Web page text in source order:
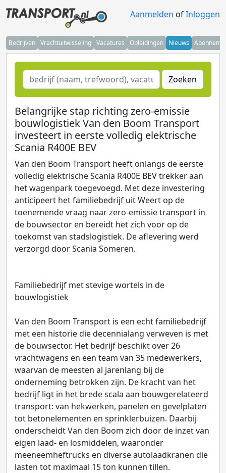
Aanmelden ofInloggen
Bedrijven Vrachtuitwisseling Vacatures Opleidingen Nieuws
Zoeken
Belangrijke stap richting zero-emissie
bouwlogistiek Van den Boom Transport
investeert in eerste volledig elektrische
Scania R400E BEV
Van den Boom Transport heeft onlangs de eerste
volledig elektrische Scania R400E BEV trekker aan
het wagenpark toegevoegd. Met deze investering
anticipeert het familiebedrijf uit Weert op de
toenemende vraag naar zero-emissie transport in
de bouwsector en bereidt het zich voor op de
toekomst van stadslogistiek. De aflevering werd
verzorgd door Scania Someren.
Familiebedrijf met stevige wortels in de
bouwlogistiek
Van den Boom Transport is een echt familiebedrijf
met een historie die decennialang verweven is met
de bouwsector. Het bedrijf beschikt over 26
vrachtwagens en een team van 35 medewerkers,
waarvan de meesten al jarenlang bij de
onderneming betrokken zijn. De kracht van het
bedrijf ligt in het brede scala aan bouwgerelateerd
transport: van hekwerken, panelen en gevelplaten
tot betonelementen en sprinklerbuizen. Daarbij
onderscheidt Van den Boom zich door de inzet van
eigen laad- en losmiddelen, waaronder
meeneemheftrucks en diverse autolaadkranen die
lasten tot maximaal 15 ton kunnen tillen.